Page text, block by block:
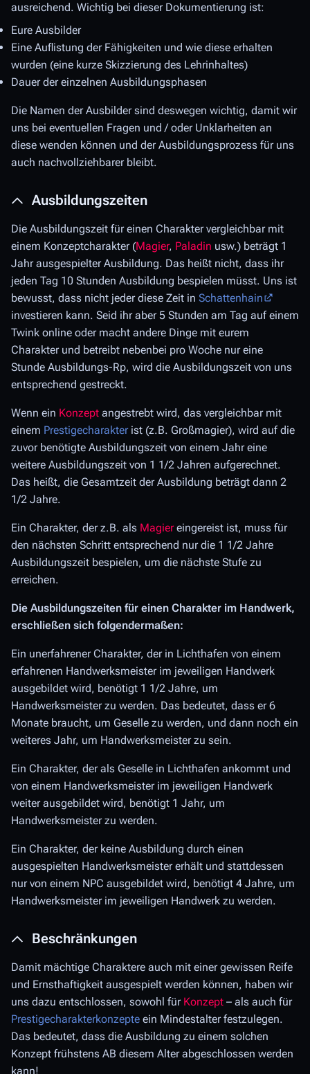
ausreichend. Wichtig bei dieser Dokumentierung ist:
Eure Ausbilder
Eine Auflistung der Fähigkeiten und wie diese erhalten
wurden (eine kurze Skizzierung des Lehrinhaltes)
Dauer der einzelnen Ausbildungsphasen
Die Namen der Ausbilder sind deswegen wichtig, damit wir
uns bei eventuellen Fragen und / oder Unklarheiten an
diese wenden können und der Ausbildungsprozess für uns
auch nachvollziehbarer bleibt.
Ausbildungszeiten
Die Ausbildungszeit für einen Charakter vergleichbar mit
einem Konzeptcharakter (Magier, Paladin usw.) beträgt 1
Jahr ausgespielter Ausbildung. Das heißt nicht, dass ihr
jeden Tag 10 Stunden Ausbildung bespielen müsst. Uns ist
bewusst, dass nicht jeder diese Zeit in Schattenhain
investieren kann. Seid ihr aber 5 Stunden am Tag auf einem
Twink online oder macht andere Dinge mit eurem
Charakter und betreibt nebenbei pro Woche nur eine
Stunde Ausbildungs-Rp, wird die Ausbildungszeit von uns
entsprechend gestreckt.
Wenn ein Konzept angestrebt wird, das vergleichbar mit
einem Prestigecharakterist (z.B. Großmagier), wird auf die
zuvor benötigte Ausbildungszeit von einem Jahr eine
weitere Ausbildungszeit von 1 1/2 Jahren aufgerechnet.
Das heißt, die Gesamtzeit der Ausbildung beträgt dann 2
1/2 Jahre.
Ein Charakter, der z.B. als Magiereingereist ist, muss für
den nächsten Schritt entsprechend nur die 1 1/2 Jahre
Ausbildungszeit bespielen, um die nächste Stufe zu
erreichen.
Die Ausbildungszeiten für einen Charakter im Handwerk,
erschließen sich folgendermaßen:
Ein unerfahrener Charakter, der in Lichthafen von einem
erfahrenen Handwerksmeister im jeweiligen Handwerk
ausgebildet wird, benötigt 1 1/2 Jahre, um
Handwerksmeister zu werden. Das bedeutet, dass er 6
Monate braucht, um Geselle zu werden, und dann noch ein
weiteres Jahr, um Handwerksmeister zu sein.
Ein Charakter, der als Geselle in Lichthafen ankommt und
von einem Handwerksmeister im jeweiligen Handwerk
weiter ausgebildet wird, benötigt 1 Jahr, um
Handwerksmeister zu werden.
Ein Charakter, der keine Ausbildung durch einen
ausgespielten Handwerksmeister erhält und stattdessen
nur von einem NPC ausgebildet wird, benötigt 4 Jahre, um
Handwerksmeister im jeweiligen Handwerk zu werden.
Beschränkungen
Damit mächtige Charaktere auch mit einer gewissen Reife
und Ernsthaftigkeit ausgespielt werden können, haben wir
uns dazu entschlossen, sowohl für Konzept – als auch für
Prestigecharakterkonzepte ein Mindestalter festzulegen.
Das bedeutet, dass die Ausbildung zu einem solchen
Konzept frühstens AB diesem Alter abgeschlossen werden
kann!